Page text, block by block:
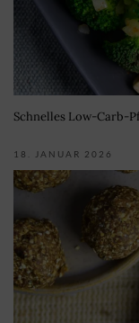
Schnelles Low-Carb-
18. JANUAR 2026